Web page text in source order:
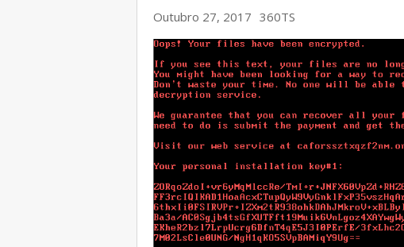
Outubro 27, 2017 360TS